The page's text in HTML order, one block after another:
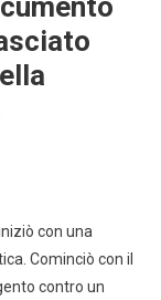
con una
Cominciò con il
contro un